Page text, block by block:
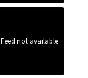
Feed not available